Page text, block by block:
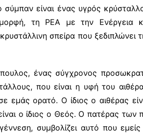
είναι ένας υγρός
τη ΡΕΑ με την Ενέργεια
σπείρα που ξεδιπλώνει
ένας σύγχρονος
που είναι η υφή του
εμάς ορατό. Ο ίδιος ο αιθέρας
ο ίδιος ο Θεός. Ο πατέρας
συμβολίζει αυτό που